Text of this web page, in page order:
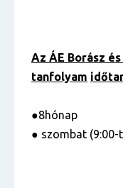
Az ÁE Borász
tanfolyam
●8hónap
● szombat (9:00-